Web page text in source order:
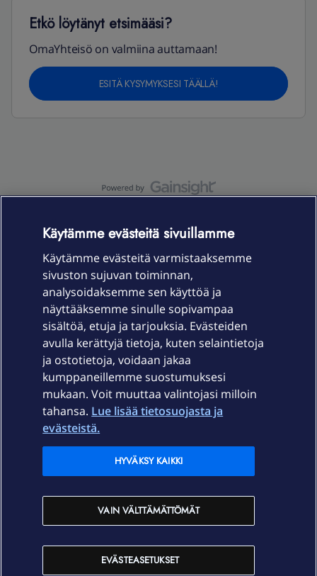
Etkö löytänyt etsimääsi?
OmaYhteisö on valmiina auttamaan!
ESITÄ KYSYMYKSESI TÄÄLLÄ!
Laitteet & liittymät
Palvelut
Ajankohtaista
Elisa Oyj
In English
Käytämme evästeitä sivuillamme
Käytämme evästeitä varmistaaksemme
sivuston sujuvan toiminnan,
analysoidaksemme sen käyttöä ja
näyttääksemme sinulle sopivampaa
sisältöä, etuja ja tarjouksia. Evästeiden
avulla kerättyjä tietoja, kuten selaintietoja
ja ostotietoja, voidaan jakaa
kumppaneillemme suostumuksesi
mukaan. Voit muuttaa valintojasi milloin
tahansa. Lue lisää tietosuojasta ja
evästeistä.
EVÄSTEASETUKSET
VAIN VÄLTTÄMÄTTÖMÄT
HYVÄKSY KAIKKI